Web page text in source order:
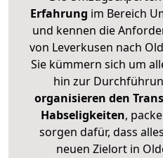
Erfahrung im Bereich
und kennen die
von Leverkusen nach
Sie kümmern sich um
hin zur
organisieren den
Habseligkeiten,
sorgen dafür, dass
neuen Zielort in